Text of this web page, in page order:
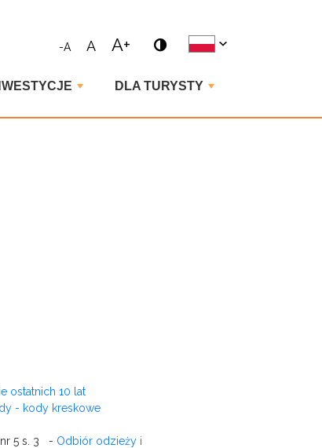
-A A A+
DLA TURYSTY
ostatnich 10 lat
- kody kreskowe
5 s. 3 - Odbiór odzieży i